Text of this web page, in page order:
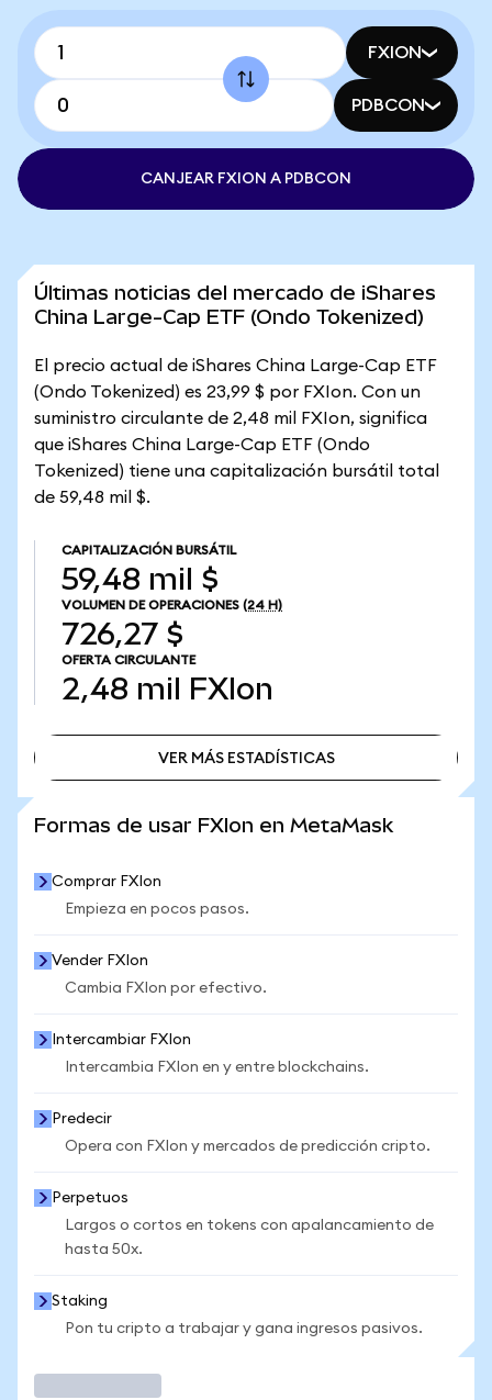
FXION
PDBCON
CANJEAR FXION A PDBCON
Últimas noticias del mercado de iShares
China Large-Cap ETF (Ondo Tokenized)
El precio actual de iShares China Large-Cap ETF
(Ondo Tokenized) es 23,99 $ por FXIon. Con un
suministro circulante de 2,48 mil FXIon, significa
que iShares China Large-Cap ETF (Ondo
Tokenized) tiene una capitalización bursátil total
de 59,48 mil $.
CAPITALIZACIÓN BURSÁTIL
59,48 mil $
VOLUMEN DE OPERACIONES (24 H)
726,27 $
OFERTA CIRCULANTE
2,48 mil FXIon
VER MÁS ESTADÍSTICAS
Formas de usar FXIon en MetaMask
Comprar FXIon
Empieza en pocos pasos.
Vender FXIon
Cambia FXIon por efectivo.
Intercambiar FXIon
Intercambia FXIon en y entre blockchains.
Predecir
Opera con FXIon y mercados de predicción cripto.
Perpetuos
Largos o cortos en tokens con apalancamiento de
hasta 50x.
Staking
Pon tu cripto a trabajar y gana ingresos pasivos.